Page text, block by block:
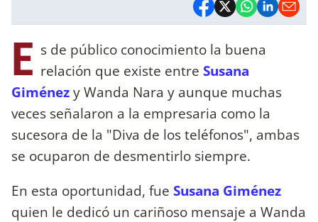
E s de público conocimiento la buena
relación que existe entre Susana
Giménezy Wanda Nara y aunque muchas
veces señalaron a la empresaria como la
sucesora de la "Diva de los teléfonos", ambas
se ocuparon de desmentirlo siempre.
En esta oportunidad, fue Susana Giménez
quien le dedicó un cariñoso mensaje a Wanda